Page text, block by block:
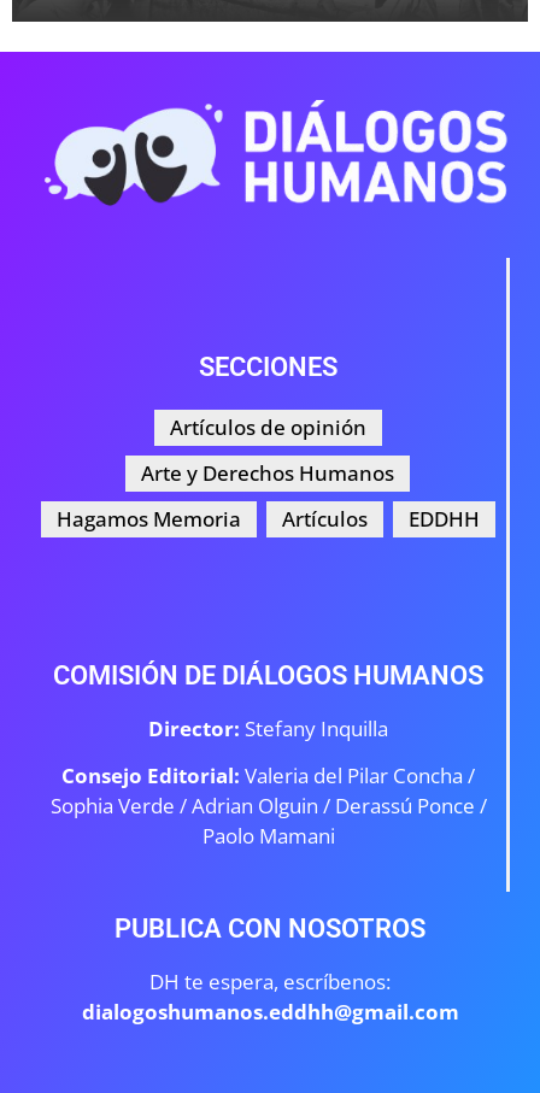
SECCIONES
Artículos de opinión
Arte y Derechos Humanos
Hagamos Memoria
Artículos EDDHH
COMISIÓN DE DIÁLOGOS HUMANOS
Director: Stefany Inquilla
Consejo Editorial: Valeria del Pilar Concha /
Sophia Verde /Adrian Olguin / Derassú Ponce /
Paolo Mamani
PUBLICA CON NOSOTROS
DH te espera, escríbenos:
dialogoshumanos.eddhh@gmail.com